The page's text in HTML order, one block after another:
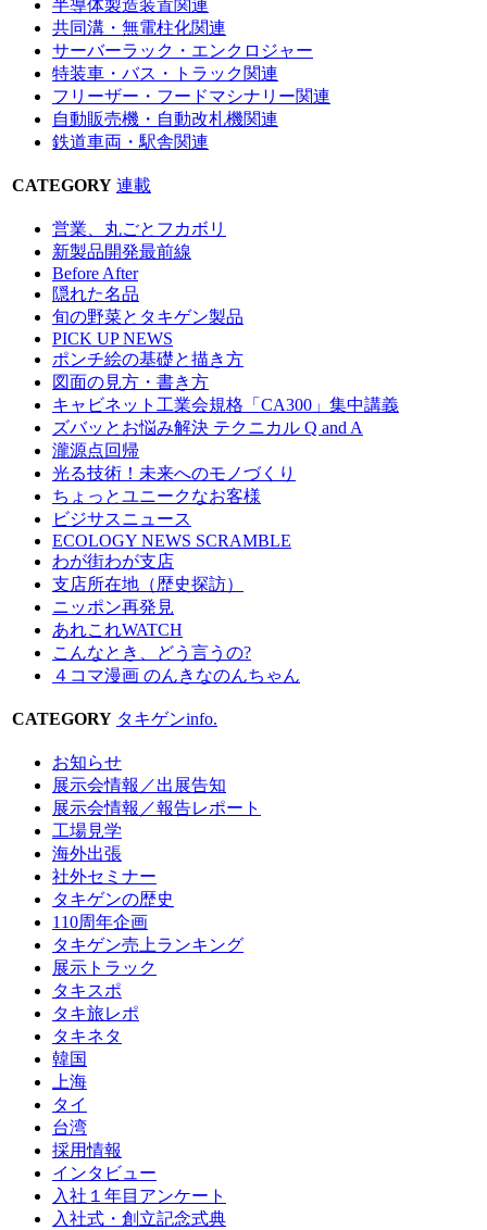
半導体製造装置関連
共同溝・無電柱化関連
サーバーラック・エンクロジャー
特装車・バス・トラック関連
フリーザー・フードマシナリー関連
自動販売機・自動改札機関連
鉄道車両・駅舎関連
CATEGORY 連載
営業、丸ごとフカボリ
新製品開発最前線
Before After
隠れた名品
旬の野菜とタキゲン製品
PICK UP NEWS
ポンチ絵の基礎と描き方
図面の見方・書き方
キャビネット工業会規格「CA300」集中講義
ズバッとお悩み解決 テクニカル Q and A
瀧源点回帰
光る技術！未来へのモノづくり
ちょっとユニークなお客様
ビジサスニュース
ECOLOGY NEWS SCRAMBLE
わが街わが支店
支店所在地（歴史探訪）
ニッポン再発見
あれこれWATCH
こんなとき、どう言うの?
４コマ漫画 のんきなのんちゃん
CATEGORY タキゲンinfo.
お知らせ
展示会情報／出展告知
展示会情報／報告レポート
工場見学
海外出張
社外セミナー
タキゲンの歴史
110周年企画
タキゲン売上ランキング
展示トラック
タキスポ
タキ旅レポ
タキネタ
韓国
上海
タイ
台湾
採用情報
インタビュー
入社１年目アンケート
入社式・創立記念式典